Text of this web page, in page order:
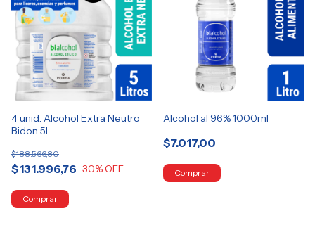
4 unid. Alcohol Extra Neutro
Bidon 5L
$131.996,76
$188.566,80
30% OFF
Alcohol al 96% 1000ml
$7.017,00